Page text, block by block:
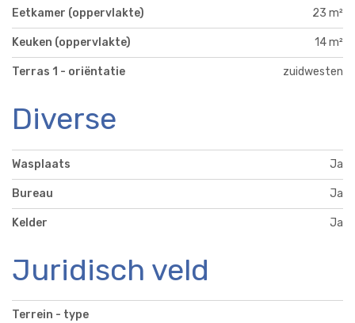
Eetkamer (oppervlakte) 23 m²
Keuken (oppervlakte) 14 m²
Terras 1 - oriëntatie zuidwesten
Diverse
Wasplaats Ja
Bureau Ja
Kelder Ja
Juridisch veld
Terrein - type